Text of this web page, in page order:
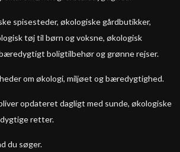
spisesteder, økologiske gårdbutikker,
tøj til børn og voksne, økologisk
boligtilbehør og grønne rejser.
om økologi, miljøet og bæredygtighed.
opdateret dagligt med sunde, økologiske
retter.
du søger.